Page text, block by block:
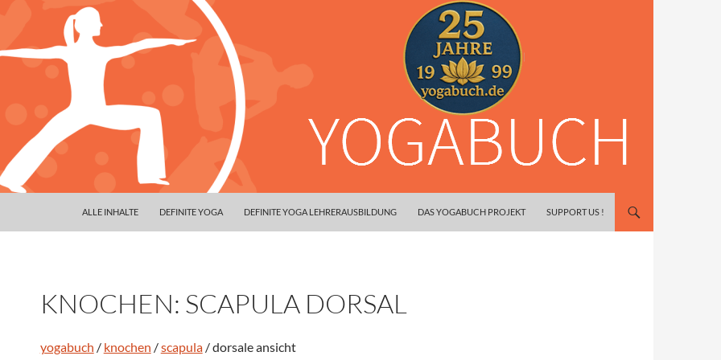
ALLE INHALTE DEFINITE YOGA DEFINITE YOGA LEHRERAUSBILDUNG DAS YOGABUCH PROJEKT SUPPORT US !
KNOCHEN: SCAPULA DORSAL
yogabuch / knochen /scapula/ dorsale ansicht